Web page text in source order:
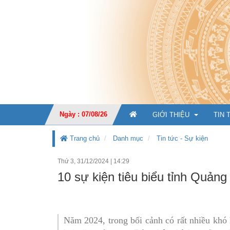
Ngày : 07/08/26 GIỚI THIỆU
CHỨC NĂNG, NHIỆM
Văn
KẾ HOẠCH PHÁT
TIN
Trang chủ Danh mục Tin tức - Sự kiện
Thứ 3, 31/12/2024 | 14:29
10 sự kiện tiêu biểu tỉnh
Năm 2024, trong bối cảnh có rất nhiều